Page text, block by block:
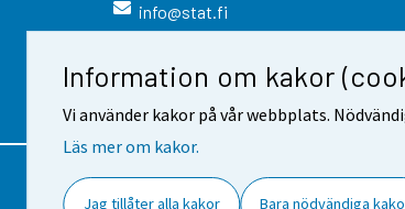
Information om kakor
Vi använder kakor på vår webbplats.
Läs mer om kakor.
Jag tillåter alla kakor Bara nödvändiga
info@stat.fi
Kontaktinformation